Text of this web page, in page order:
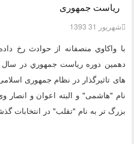
ریاست جمهوری
شهریور 31 1393
با واكاوي منصفانه از حوادث رخ
های تاثیرگذار در نظام جمهوری
نام "هاشمی" و البته اعوان و انصار
بزرگ تر به نام "تقلب" در انتخابات